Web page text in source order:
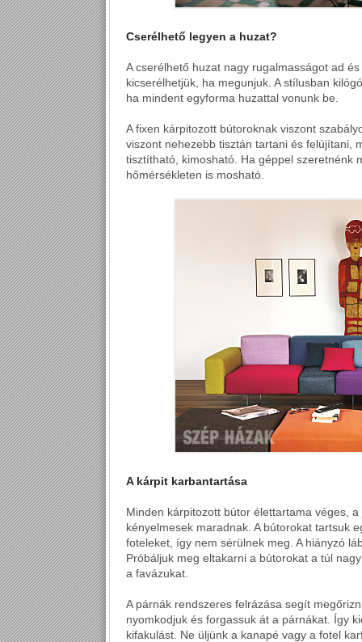
Cserélhető legyen a huzat?
A cserélhető huzat nagy rugalmasságot ad
kicserélhetjük, ha megunjuk. A stílusban
ha mindent egyforma huzattal vonunk be.
A fixen kárpitozott bútoroknak viszont
viszont nehezebb tisztán tartani és felújítani,
tisztítható, kimosható. Ha géppel szeretnénk
hőmérsékleten is mosható.
A kárpit karbantartása
Minden kárpitozott bútor élettartama véges,
kényelmesek maradnak. A bútorokat tartsuk
foteleket, így nem sérülnek meg. A hiányzó
Próbáljuk meg eltakarni a bútorokat a túl
a favázukat.
A párnák rendszeres felrázása segít
nyomkodjuk és forgassuk át a párnákat. Így
kifakulást. Ne üljünk a kanapé vagy a fotel